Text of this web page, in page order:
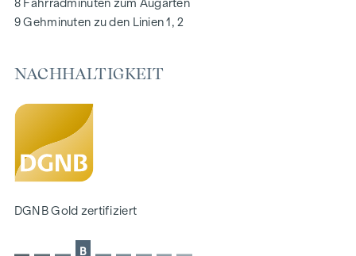
HIGHLIGHTS
Gärten, Balkone, Loggien, Dachterrassen
166 Tiefgaragenstellplätze
Ideal für Anleger und Eigennutzer
DGNB Gold Nachhaltigkeits-Vorzertifikat
Lage direkt an der malerischen Donau
NACHHALTIGKEIT
8 Fahrradminuten zum Augarten
9 Gehminuten zu den Linien 1, 2
NACHHALTIGKEIT
DGNB Gold zertifiziert
B